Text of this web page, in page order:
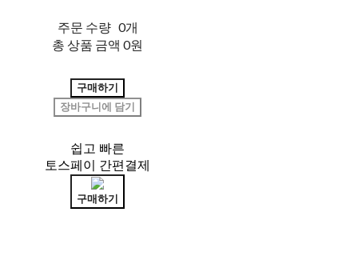
주문 수량 0개
총 상품 금액 0원
구매하기
장바구니에 담기
쉽고 빠른
토스페이 간편결제
구매하기